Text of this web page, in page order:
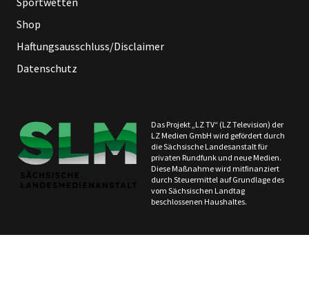
Shop
Haftungsausschluss/Disclaimer
Datenschutz
Das Projekt „LZ TV“ (LZ Television) der
LZ Medien GmbH wird gefördert durch
die Sächsische Landesanstalt für
privaten Rundfunk und neue Medien.
Diese Maßnahme wird mitfinanziert
durch Steuermittel auf Grundlage des
vom Sächsischen Landtag
beschlossenen Haushaltes.